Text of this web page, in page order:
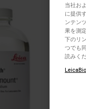
当社お
に提供
ンテン
果を測
下のリ
つでも
読みく